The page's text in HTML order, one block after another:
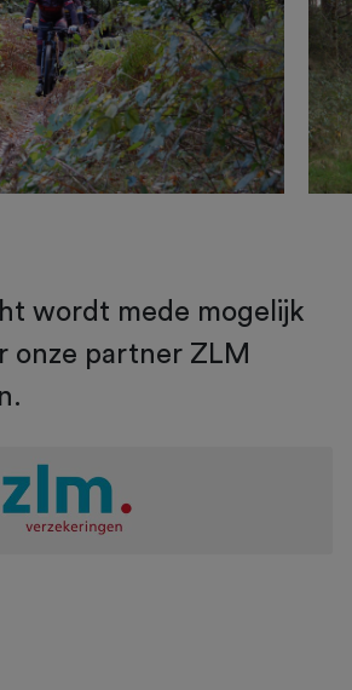
wordt mede mogelijk
onze partner ZLM